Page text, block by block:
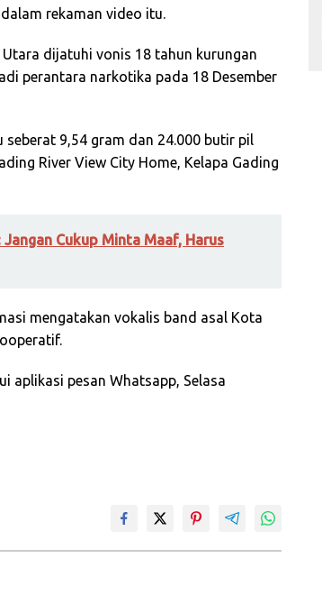
rekaman video itu.
dijatuhi vonis 18 tahun kurungan
perantara narkotika pada 18 Desember
9,54 gram dan 24.000 butir pil
River View City Home, Kelapa Gading
Jangan Cukup Minta Maaf, Harus
mengatakan vokalis band asal Kota
aplikasi pesan Whatsapp, Selasa